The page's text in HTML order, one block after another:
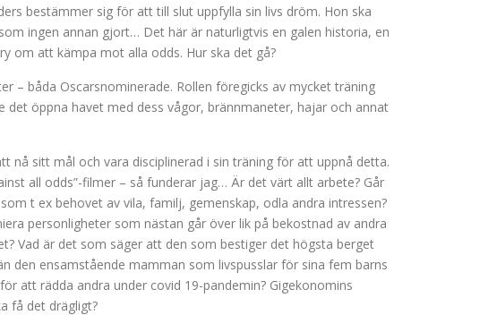
bestämmer sig för att till slut uppfylla sin livs dröm. Hon ska
ingen annan gjort… Det här är naturligtvis en galen historia, en
om att kämpa mot alla odds. Hur ska det gå?
– båda Oscarsnominerade. Rollen föregicks av mycket träning
det öppna havet med dess vågor, brännmaneter, hajar och annat
nå sitt mål och vara disciplinerad i sin träning för att uppnå detta.
all odds”-filmer – så funderar jag… Är det värt allt arbete? Går
t ex behovet av vila, familj, gemenskap, odla andra intressen?
personligheter som nästan går över lik på bekostnad av andra
Vad är det som säger att den som bestiger det högsta berget
den ensamstående mamman som livspusslar för sina fem barns
att rädda andra under covid 19-pandemin? Gigekonomins
få det drägligt?